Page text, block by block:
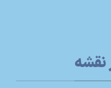
نقشه